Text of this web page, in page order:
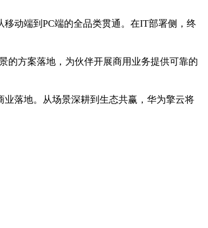
动端到PC端的全品类贯通。在IT部署侧，终
的方案落地，为伙伴开展商用业务提供可靠的
落地。从场景深耕到生态共赢，华为擎云将